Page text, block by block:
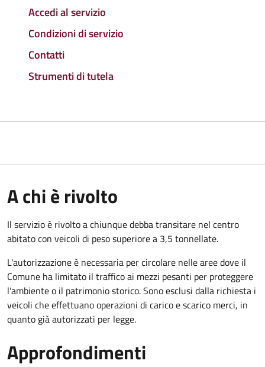
Accedi al servizio
Condizioni di servizio
Contatti
Strumenti di tutela
A chi è rivolto
Il servizio è rivolto a chiunque debba transitare nel centro
abitato con veicoli di peso superiore a 3,5 tonnellate.
L'autorizzazione è necessaria per circolare nelle aree dove il
Comune ha limitato il traffico ai mezzi pesanti per proteggere
l'ambiente o il patrimonio storico. Sono esclusi dalla richiesta i
veicoli che effettuano operazioni di carico e scarico merci, in
quanto già autorizzati per legge.
Approfondimenti